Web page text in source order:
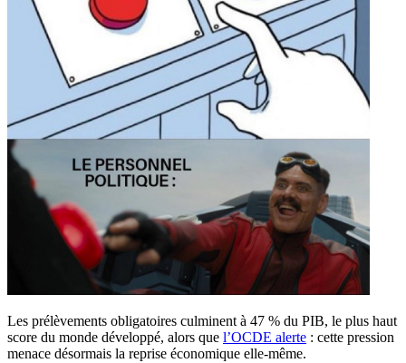
Les prélèvements obligatoires culminent à 47 % du PIB, le plus haut
score du monde développé, alors que l’OCDE alerte : cette pression
menace désormais la reprise économique elle-même.